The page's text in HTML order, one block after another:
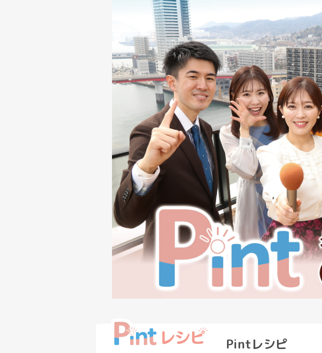
Pintレシピ